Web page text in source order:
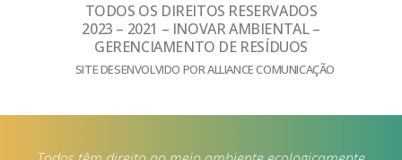
TODOS OS DIREITOS RESERVADOS
2023 – 2021 – INOVAR AMBIENTAL –
GERENCIAMENTO DE RESÍDUOS
SITE DESENVOLVIDO POR ALLIANCE COMUNICAÇÃO